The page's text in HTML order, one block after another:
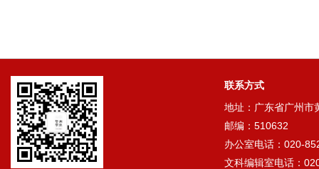
联系方式
地址：广东省广州市
邮编：510632
办公室电话：020-
文科编辑室电话：